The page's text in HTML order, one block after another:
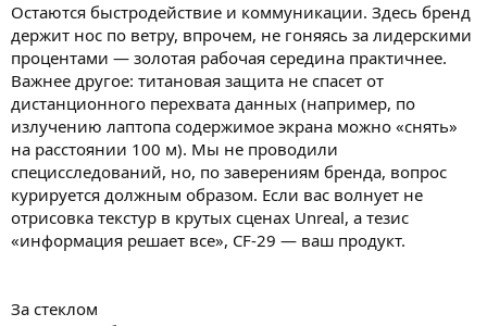
Остаются быстродействие и коммуникации. Здесь бренд
держит нос по ветру, впрочем, не гоняясь за лидерскими
процентами — золотая рабочая середина практичнее.
Важнее другое: титановая защита не спасет от
дистанционного перехвата данных (например, по
излучению лаптопа содержимое экрана можно «снять»
на расстоянии 100 м). Мы не проводили
специсследований, но, по заверениям бренда, вопрос
курируется должным образом. Если вас волнует не
отрисовка текстур в крутых сценах Unreal, а тезис
«информация решает все», CF-29 — ваш продукт.
За стеклом